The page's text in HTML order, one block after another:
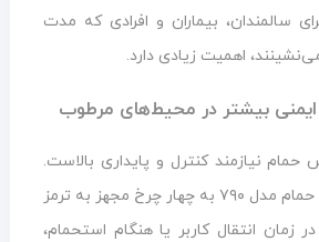
سالمندان، بیماران و افرادی که مدت
اهمیت زیادی دارد.
ایمنی بیشتر در محیط‌های مرطوب
نیازمند کنترل و پایداری بالاست.
به همین دلیل ویلچر حمام مدل ۷۹۰ به چهار چرخ مجهز به ترمز
انتقال کاربر یا هنگام استحمام،